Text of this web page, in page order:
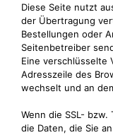
Diese Seite nutzt
der Übertragung
Bestellungen oder
Seitenbetreiber
Eine verschlüsselte
Adresszeile des
wechselt und an
Wenn die SSL-
die Daten, die Sie